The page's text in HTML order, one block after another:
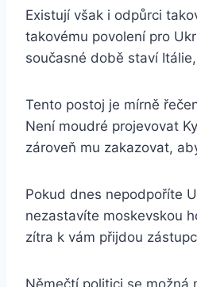
Existují však i odpůrci
takovému povolení pro
současné době staví
Tento postoj je mírně
Není moudré projevovat
zároveň mu zakazovat,
Pokud dnes nepodpoříte
nezastavíte moskevskou
zítra k vám přijdou